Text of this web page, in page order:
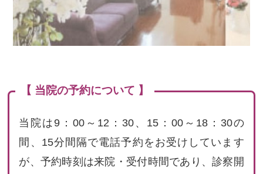
【 当院の予約について 】
当院は9：00～12：30、15：00～18：30の
間、15分間隔で電話予約をお受けしています
が、予約時刻は来院・受付時間であり、診察開